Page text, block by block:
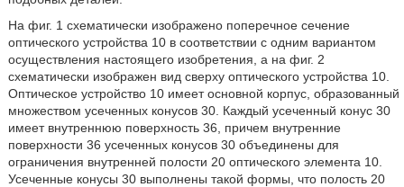
На фиг. 1 схематически изображено поперечное сечение
оптического устройства 10 в соответствии с одним вариантом
осуществления настоящего изобретения, а на фиг. 2
схематически изображен вид сверху оптического устройства 10.
Оптическое устройство 10 имеет основной корпус, образованный
множеством усеченных конусов 30. Каждый усеченный конус 30
имеет внутреннюю поверхность 36, причем внутренние
поверхности 36 усеченных конусов 30 объединены для
ограничения внутренней полости 20 оптического элемента 10.
Усеченные конусы 30 выполнены такой формы, что полость 20